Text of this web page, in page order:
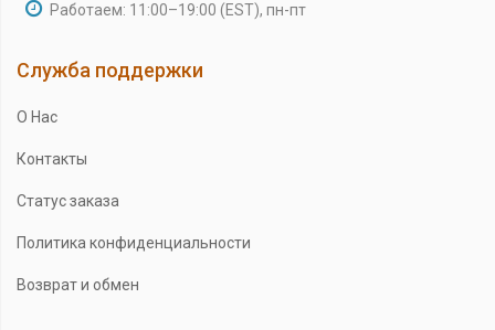
Работаем: 11:00–19:00 (EST), пн-пт
Служба поддержки
О Нас
Контакты
Статус заказа
Политика конфиденциальности
Возврат и обмен